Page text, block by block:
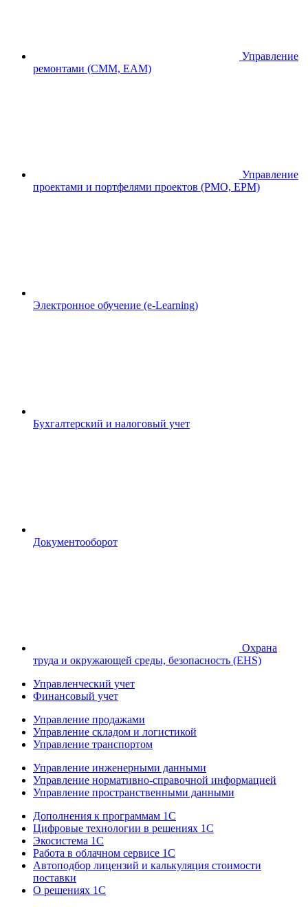
Управление
ремонтами (CMM, EAM)
Управление
проектами и портфелями проектов (PMO, EPM)
Электронное обучение (e-Learning)
Бухгалтерский и налоговый учет
Документооборот
Охрана
труда и окружающей среды, безопасность (EHS)
Управленческий учет
Финансовый учет
Управление продажами
Управление складом и логистикой
Управление транспортом
Управление инженерными данными
Управление нормативно-справочной информацией
Управление пространственными данными
Дополнения к программам 1С
Цифровые технологии в решениях 1С
Экосистема 1С
Работа в облачном сервисе 1С
Автоподбор лицензий и калькуляция стоимости
поставки
О решениях 1С